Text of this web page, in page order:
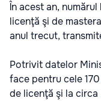
În acest an,
licenţă şi de
anul trecut,
Potrivit datelor
face pentru cele
de licenţă şi la